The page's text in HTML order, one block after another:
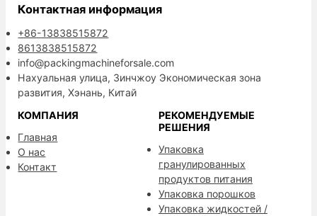
Контактная информация
+86-13838515872
8613838515872
info@packingmachineforsale.com
Нахуальная улица, Зинчжоу Экономическая зона
развития, Хэнань, Китай
КОМПАНИЯ
Главная
О нас
Контакт
РЕКОМЕНДУЕМЫЕ
РЕШЕНИЯ
Упаковка
гранулированных
продуктов питания
Упаковка порошков
Упаковка жидкостей /